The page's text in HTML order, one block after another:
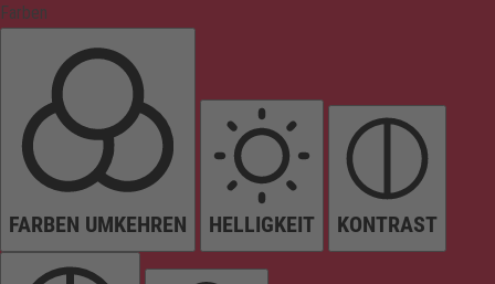
Farben
FARBEN UMKEHREN HELLIGKEIT KONTRAST